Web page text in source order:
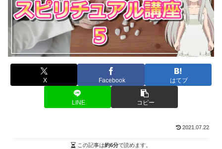
X Facebook はてブ
LINE コピー
2021.07.22
この記事は約6分で読めます。